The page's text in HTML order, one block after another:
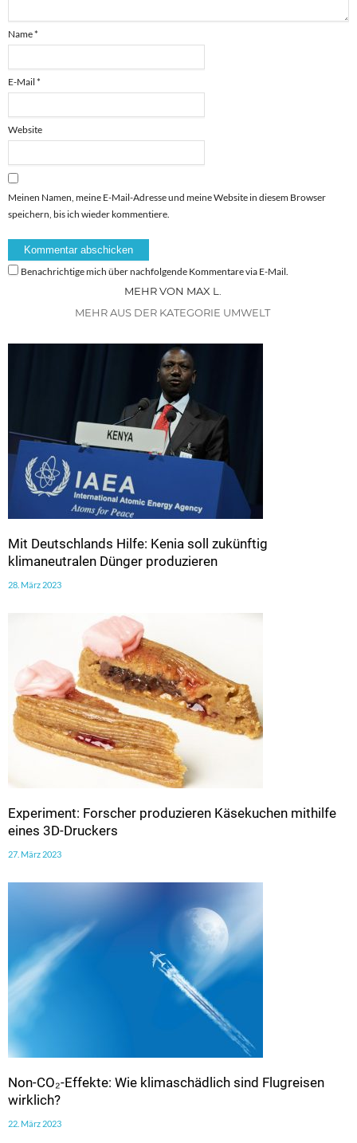
Name*
E-Mail *
Website
Meinen Namen, meine E-Mail-Adresse und meine Website in diesem Browser
speichern, bis ich wieder kommentiere.
Benachrichtige mich über nachfolgende Kommentare via E-Mail.
MEHR VON MAX L.
MEHR AUS DER KATEGORIE UMWELT
Mit Deutschlands Hilfe: Kenia soll zukünftig
klimaneutralen Dünger produzieren
28. März 2023
Experiment: Forscher produzieren Käsekuchen mithilfe
eines 3D-Druckers
27. März 2023
Non-CO₂-Effekte: Wie klimaschädlich sind Flugreisen
wirklich?
22. März 2023